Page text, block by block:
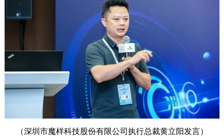
（深圳市魔样科技股份有限公司执行总裁黄立阳发言）